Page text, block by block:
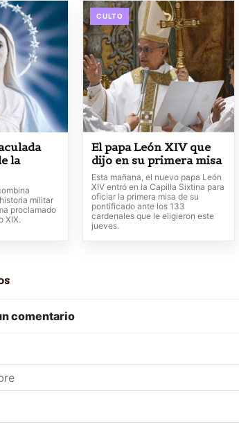
la
militar
proclamado
XIX.
CULTO
El papa León XIV que
dijo en su primera misa
Esta mañana, el nuevo papa León
XIV entró en la Capilla Sixtina para
oficiar la primera misa de su
pontificado ante los 133
cardenales que le eligieron este
jueves.
comentario